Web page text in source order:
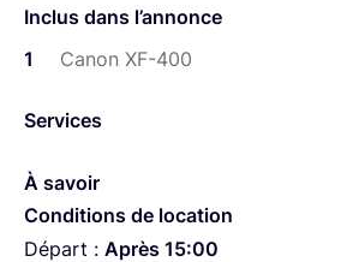
- sac de transport
- 2 batteries + chargeur
N'hésitez pas à me contacter
Inclus dans l’annonce
1
Canon XF-400
Services
À savoir
Conditions de location
Départ : Après 15:00